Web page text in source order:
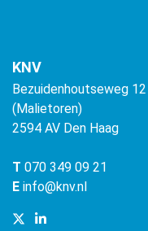
KNV
Bezuidenhoutseweg 12
(Malietoren)
2594 AV Den Haag
T 070 349 09 21
E info@knv.nl